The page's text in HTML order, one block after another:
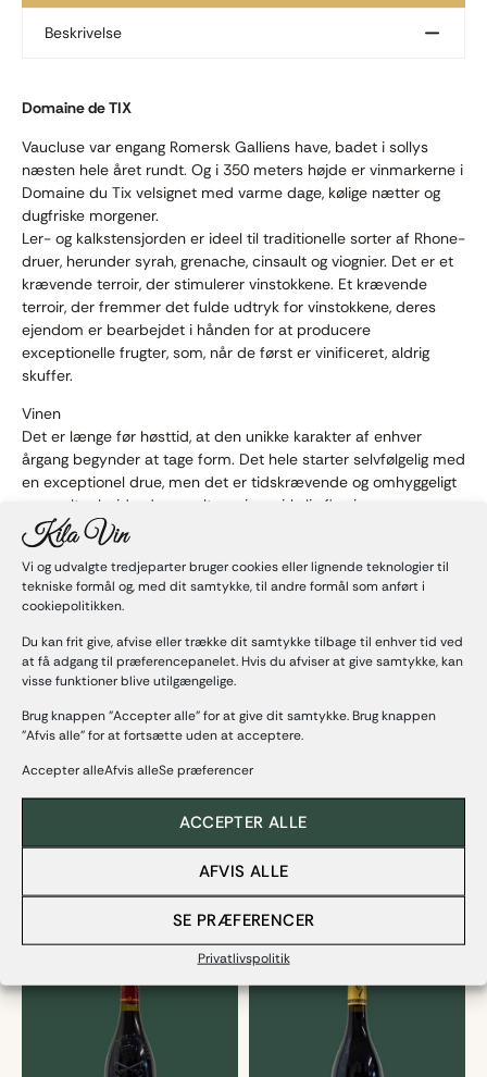
Vi og udvalgte tredjeparter bruger cookies eller lignende teknologier til
tekniske formål og, med dit samtykke, til andre formål som anført i
cookiepolitikken.
Du kan frit give, afvise eller trække dit samtykke tilbage til enhver tid ved
at få adgang til præferencepanelet. Hvis du afviser at give samtykke, kan
visse funktioner blive utilgængelige.
Brug knappen "Accepter alle" for at give dit samtykke. Brug knappen
"Afvis alle" for at fortsætte uden at acceptere.
Accepter alleAfvis alleSe præferencer
ACCEPTER ALLE
AFVIS ALLE
SE PRÆFERENCER
Privatlivspolitik
Beskrivelse
Domaine de TIX
Vaucluse var engang Romersk Galliens have, badet i sollys
næsten hele året rundt. Og i 350 meters højde er vinmarkerne i
Domaine du Tix velsignet med varme dage, kølige nætter og
dugfriske morgener.
Ler- og kalkstensjorden er ideel til traditionelle sorter af Rhone-
druer, herunder syrah, grenache, cinsault og viognier. Det er et
krævende terroir, der stimulerer vinstokkene. Et krævende
terroir, der fremmer det fulde udtryk for vinstokkene, deres
ejendom er bearbejdet i hånden for at producere
exceptionelle frugter, som, når de først er vinificeret, aldrig
skuffer.
Vinen
Det er længe før høsttid, at den unikke karakter af enhver
årgang begynder at tage form. Det hele starter selvfølgelig med
en exceptionel drue, men det er tidskrævende og omhyggeligt
manuelt arbejde, der resulterer i en virkelig fin vin.
Den lille størrelse af deres vingård gør håndværksmæssige
metoder mulige; manuel afblomstring, beskæring, udtynding af
drueklaserne og bearbejdning af bladoverfladen for bedre at
beskytte og pleje frugten.
Tix opnåede High Environmental Value-certificeringen (HEV) i
2018 og har produceret økologisk vin siden 2020. Disse to
beskytte miljøet og samtidig producere højkvalitetsvine år efter
år.
Detaljer
Relaterede produkter